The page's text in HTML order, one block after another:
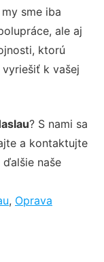
sme iba
ale aj
ktorú
k vašej
? S nami sa
a kontaktujte
naše
, Oprava